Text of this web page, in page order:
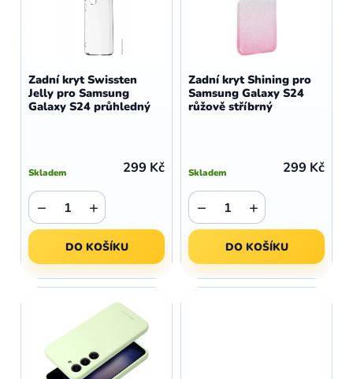
ů
o
d
ů
Zadní kryt Swissten
Jelly pro Samsung
Galaxy S24 průhledný
Skladem 299 Kč
+
−
DO KOŠÍKU
Zadní kryt Shining pro
Samsung Galaxy S24
růžově stříbrný
Skladem 299 Kč
+
−
DO KOŠÍKU